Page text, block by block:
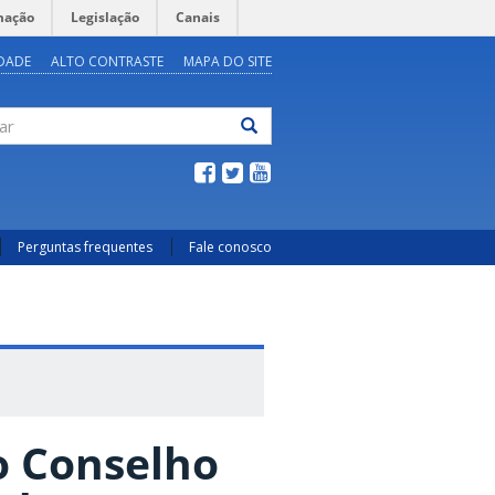
Legislação Canais
ALTO CONTRASTE MAPA DO SITE
Perguntas frequentes Fale conosco
Conselho